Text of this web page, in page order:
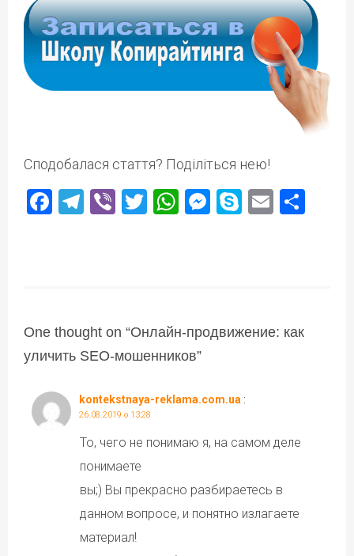
Сподобалася стаття? Поділіться нею!
Facebook
Telegram
ViberTwitter
WhatsApp
Messenger
Skype
Email
One thought on “Онлайн-продвижение: как
уличить SEO-мошенников”
kontekstnaya-reklama.com.ua :
26.08.2019 о 13:28
То, чего не понимаю я, на самом деле
понимаете
вы;) Вы прекрасно разбираетесь в
данном вопросе, и понятно излагаете
материал!